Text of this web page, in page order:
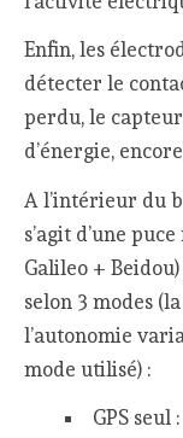
Enfin, les
détecter le
perdu, le
d’énergie,
A l’intérieur du
s’agit d’une
Galileo +
selon 3 modes
l’autonomie
mode utilisé) :
GPS